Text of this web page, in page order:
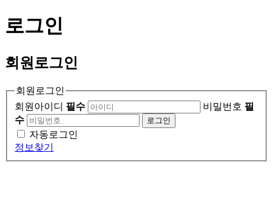
로그인
회원 로그인
회원로그인
회원아이디 필수 비밀번호 필
수
로그인
자동로그인
정보찾기